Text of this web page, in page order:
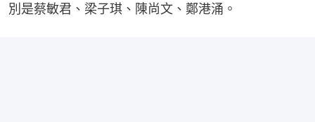
別是蔡敏君、梁子琪、陳尚文、鄭港涌。